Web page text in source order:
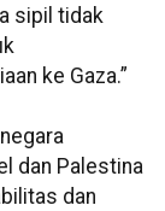
sipil tidak
ke Gaza.”
dan Palestina
dan